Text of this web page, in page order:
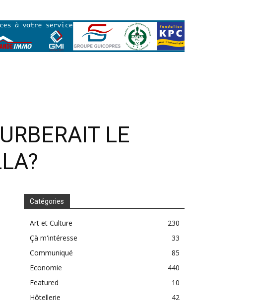
LE
Catégories
Art et Culture
230
Çà m'intéresse
33
Communiqué
85
Economie
440
Featured
10
Hôtellerie
42